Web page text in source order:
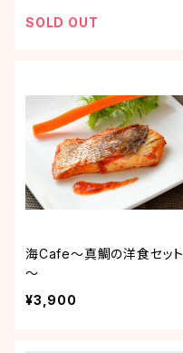
SOLD OUT
海Cafe～真鯛の洋食セット
～
¥3,900